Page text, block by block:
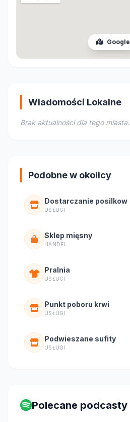
Google
Wiadomości Lokalne
Brak aktualności dla tego miasta.
Podobne w okolicy
Dostarczanie posilkow
USŁUGI
Sklep mięsny
HANDEL
Pralnia
USŁUGI
Punkt poboru krwi
USŁUGI
Podwieszane sufity
USŁUGI
Polecane podcasty